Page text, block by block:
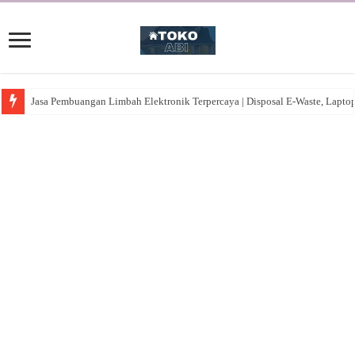
Jasa Pembuangan Limbah Elektronik Terpercaya | Disposal E-Waste,